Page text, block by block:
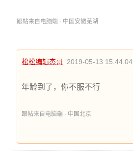
跟帖来自电脑端 · 中国安徽芜湖
松松编辑杰哥 2019-05-13 15:44:04
年龄到了，你不服不行
跟帖来自电脑端 · 中国北京